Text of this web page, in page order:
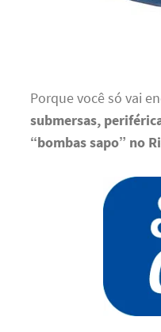
Porque você só vai
submersas,
“bombas sapo” no